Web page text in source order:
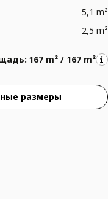
5,1 m²
2,5 m²
167 m² / 167 m²
размеры